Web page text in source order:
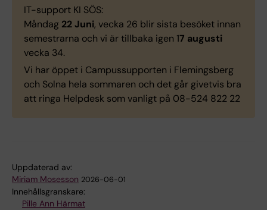
IT-support KI SÖS:
Måndag 22 Juni, vecka 26 blir sista besöket innan
semestrarna och vi är tillbaka igen 17 augusti
vecka 34.
Vi har öppet i Campussupporten i Flemingsberg
och Solna hela sommaren och det går givetvis bra
att ringa Helpdesk som vanligt på 08-524 822 22
Uppdaterad av:
Miriam Mosesson 2026-06-01
Innehållsgranskare:
Pille Ann Härmat